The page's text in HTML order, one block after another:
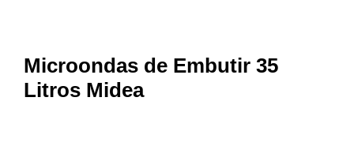
Microondas de Embutir 35
Litros Midea